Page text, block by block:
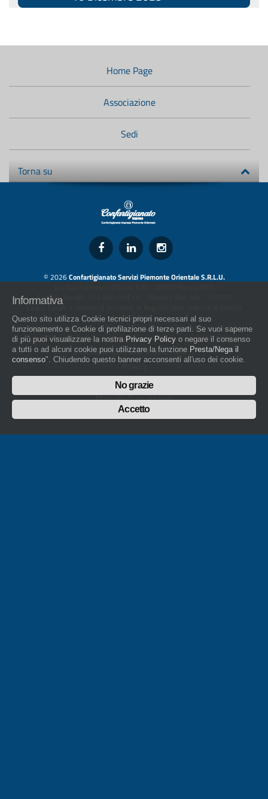
Home Page
Associazione
Sedi
Torna su
© 2026Confartigianato Servizi Piemonte Orientale S.R.L.U.
Capitale Sociale: 526.000,00 € i.v. - Numero REA: NO - 173322
Codice fiscale e numero di iscrizione al Registro delle Imprese di Novara
01436930034
artigiani.it è registrato nel Registro della Stampa Periodica con il nr. 562
con Decreto del Presidente del Tribunale di Novara del 07/03/13
Direttore Responsabile: Amleto Impaloni
Privacy
Cookie
Whistleblowing
Manuale d'uso del logo
Policy sulla Parità di genere
Informativa
Questo sito utilizza Cookie tecnici propri necessari al suo
funzionamento e Cookie di profilazione di terze parti. Se vuoi saperne
di più puoi visualizzare la nostra Privacy Policy o negare il consenso
a tutti o ad alcuni cookie puoi utilizzare la funzione Presta/Nega il
consenso". Chiudendo questo banner acconsenti all'uso dei cookie.
No grazie
Accetto